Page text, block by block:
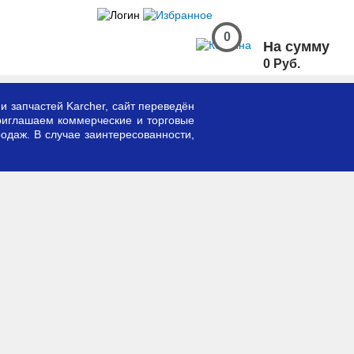
0
На сумму
0 Руб.
запчастей Karcher, сайт переведён
коммерческие и торговые
В случае заинтересованности,